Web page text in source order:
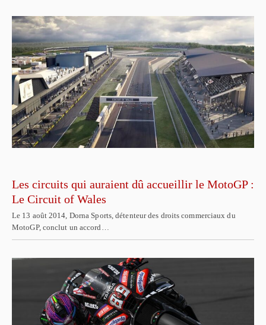
Les circuits qui auraient dû accueillir le MotoGP :
Le Circuit of Wales
Le 13 août 2014, Dorna Sports, détenteur des droits commerciaux du
MotoGP, conclut un accord…